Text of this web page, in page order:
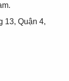
13, Quận 4,